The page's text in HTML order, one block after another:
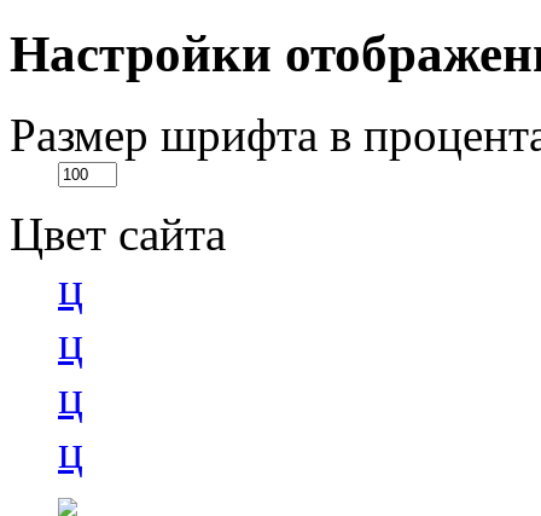
Настройки
Размер шрифта в
Цвет сайта
ц
ц
ц
ц